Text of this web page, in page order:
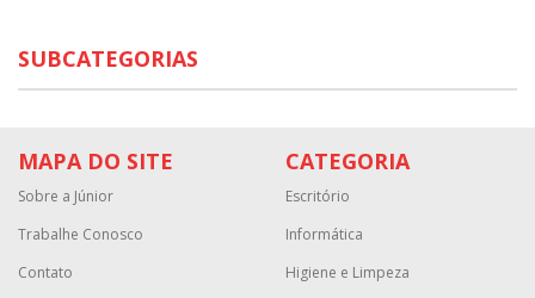
SUBCATEGORIAS
MAPA DO SITE
Sobre a Júnior
Trabalhe Conosco
Contato
CATEGORIA
Escritório
Informática
Higiene e Limpeza